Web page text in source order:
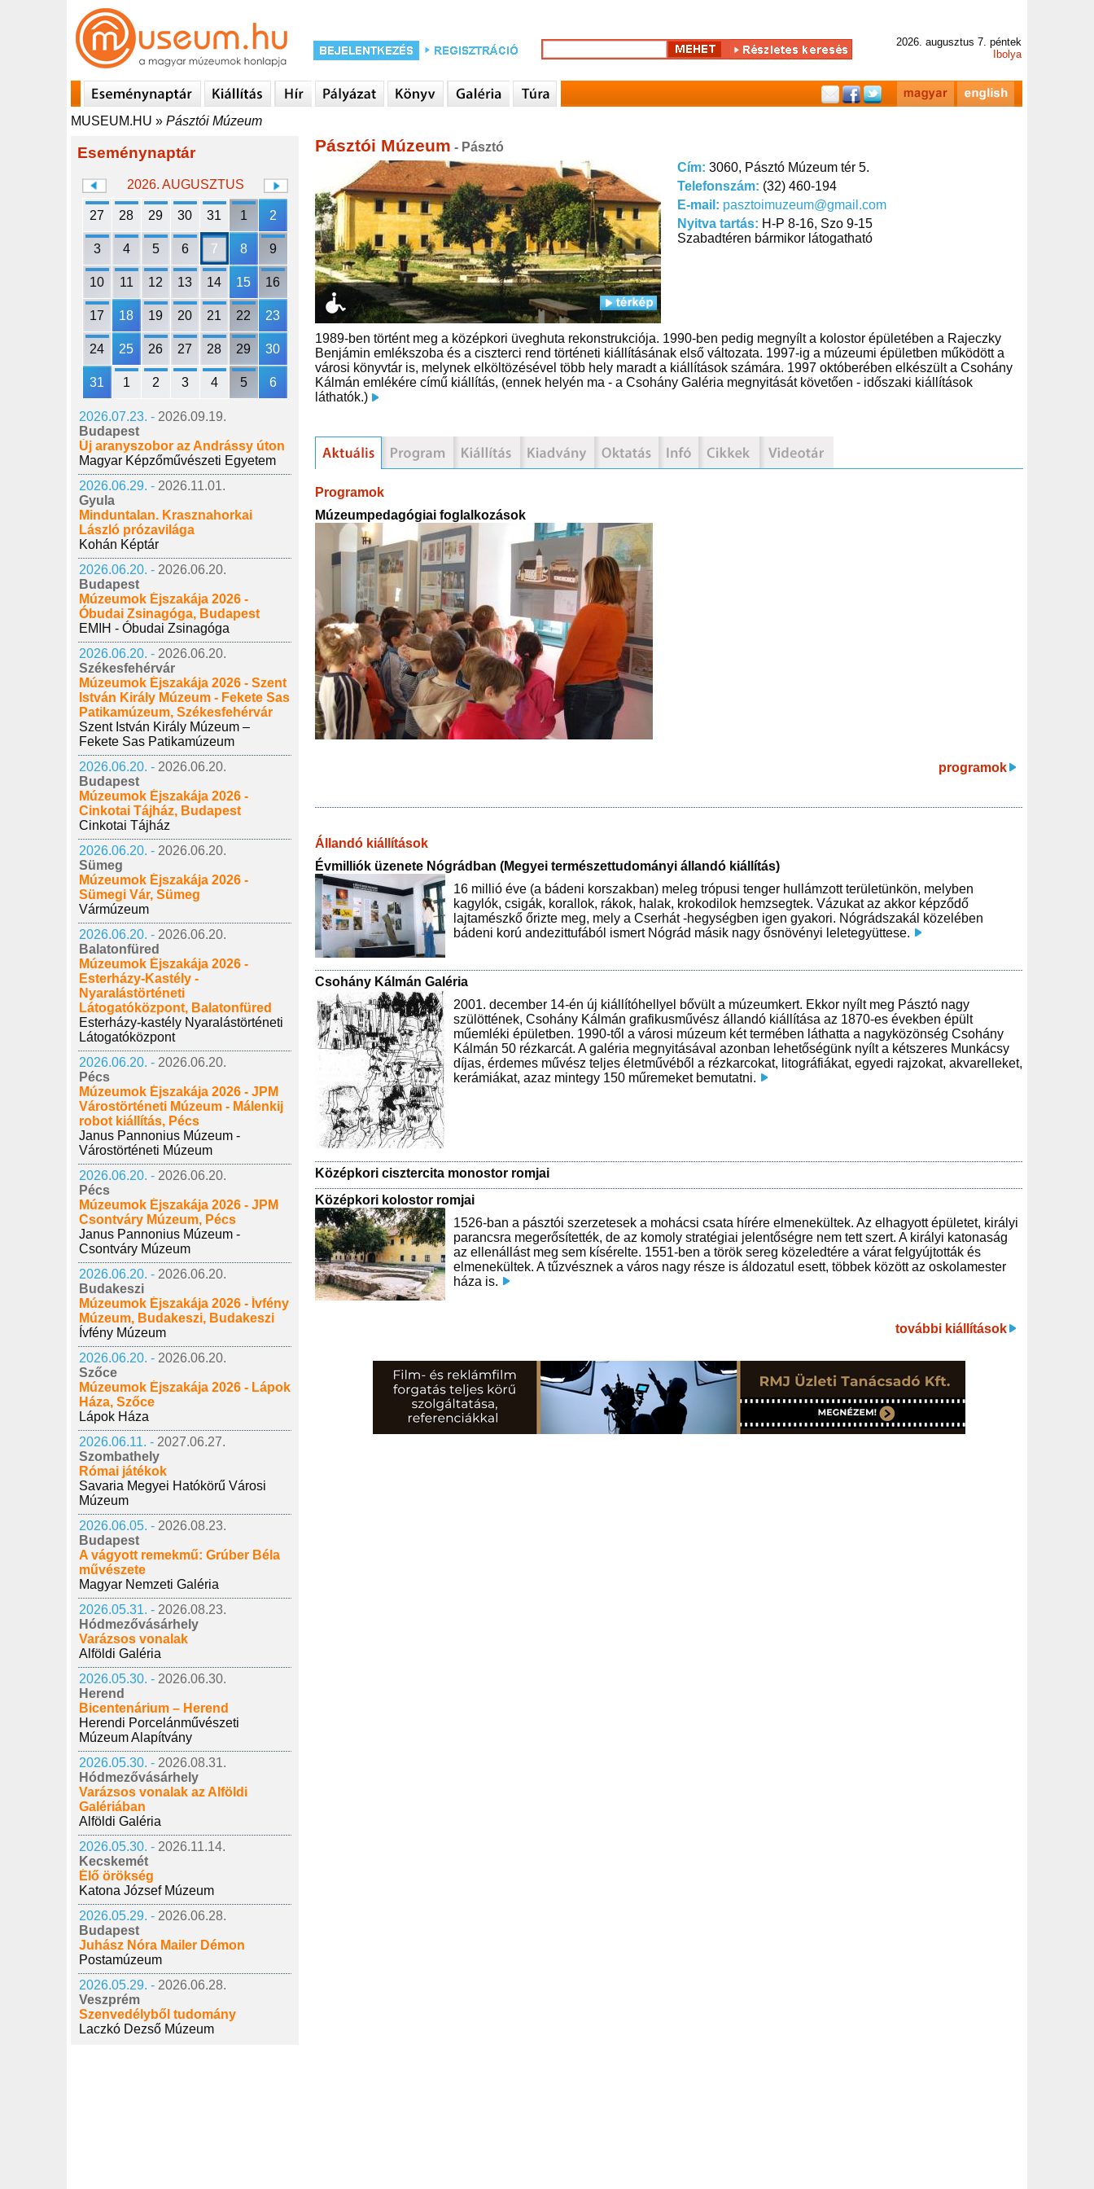
2026. augusztus 7. péntek
Ibolya
MUSEUM.HU » Pásztói Múzeum
Eseménynaptár
2026. AUGUSZTUS
27 28 29 30 31 1 2
3 4 5 6 7 8 9
10 11 12 13 14 15 16
17 18 19 20 21 22 23
24 25 26 27 28 29 30
31 1 2 3 4 5 6
2026.07.23. - 2026.09.19.
Budapest
Új aranyszobor az Andrássy úton
Magyar Képzőművészeti Egyetem
2026.06.29. - 2026.11.01.
Gyula
Minduntalan. Krasznahorkai
László prózavilága
Kohán Képtár
2026.06.20. - 2026.06.20.
Budapest
Múzeumok Éjszakája 2026 -
Óbudai Zsinagóga, Budapest
EMIH - Óbudai Zsinagóga
2026.06.20. - 2026.06.20.
Székesfehérvár
Múzeumok Éjszakája 2026 - Szent
István Király Múzeum - Fekete Sas
Patikamúzeum, Székesfehérvár
Szent István Király Múzeum –
Fekete Sas Patikamúzeum
2026.06.20. - 2026.06.20.
Budapest
Múzeumok Éjszakája 2026 -
Cinkotai Tájház, Budapest
Cinkotai Tájház
2026.06.20. - 2026.06.20.
Sümeg
Múzeumok Éjszakája 2026 -
Sümegi Vár, Sümeg
Vármúzeum
2026.06.20. - 2026.06.20.
Balatonfüred
Múzeumok Éjszakája 2026 -
Esterházy-Kastély -
Nyaralástörténeti
Látogatóközpont, Balatonfüred
Esterházy-kastély Nyaralástörténeti
Látogatóközpont
2026.06.20. - 2026.06.20.
Pécs
Múzeumok Éjszakája 2026 - JPM
Várostörténeti Múzeum - Málenkij
robot kiállítás, Pécs
Janus Pannonius Múzeum -
Várostörténeti Múzeum
2026.06.20. - 2026.06.20.
Pécs
Múzeumok Éjszakája 2026 - JPM
Csontváry Múzeum, Pécs
Janus Pannonius Múzeum -
Csontváry Múzeum
2026.06.20. - 2026.06.20.
Budakeszi
Múzeumok Éjszakája 2026 - Ívfény
Múzeum, Budakeszi, Budakeszi
Ívfény Múzeum
2026.06.20. - 2026.06.20.
Szőce
Múzeumok Éjszakája 2026 - Lápok
Háza, Szőce
Lápok Háza
2026.06.11. - 2027.06.27.
Szombathely
Római játékok
Savaria Megyei Hatókörű Városi
Múzeum
2026.06.05. - 2026.08.23.
Budapest
A vágyott remekmű: Grúber Béla
művészete
Magyar Nemzeti Galéria
2026.05.31. - 2026.08.23.
Hódmezővásárhely
Varázsos vonalak
Alföldi Galéria
2026.05.30. - 2026.06.30.
Herend
Bicentenárium – Herend
Herendi Porcelánművészeti
Múzeum Alapítvány
2026.05.30. - 2026.08.31.
Hódmezővásárhely
Varázsos vonalak az Alföldi
Galériában
Alföldi Galéria
2026.05.30. - 2026.11.14.
Kecskemét
Élő örökség
Katona József Múzeum
2026.05.29. - 2026.06.28.
Budapest
Juhász Nóra Mailer Démon
Postamúzeum
2026.05.29. - 2026.06.28.
Veszprém
Szenvedélyből tudomány
Laczkó Dezső Múzeum
Pásztói Múzeum - Pásztó
Cím: 3060, Pásztó Múzeum tér 5.
Telefonszám: (32) 460-194
E-mail: pasztoimuzeum@gmail.com
Nyitva tartás: H-P 8-16, Szo 9-15
Szabadtéren bármikor látogatható
1989-ben történt meg a középkori üveghuta rekonstrukciója. 1990-ben pedig megnyílt a kolostor épületében a Rajeczky
Benjámin emlékszoba és a ciszterci rend történeti kiállításának első változata. 1997-ig a múzeumi épületben működött a
városi könyvtár is, melynek elköltözésével több hely maradt a kiállítások számára. 1997 októberében elkészült a Csohány
Kálmán emlékére című kiállítás, (ennek helyén ma - a Csohány Galéria megnyitását követően - időszaki kiállítások
láthatók.)
Programok
Múzeumpedagógiai foglalkozások
programok
Állandó kiállítások
Évmilliók üzenete Nógrádban (Megyei természettudományi állandó kiállítás)
16 millió éve (a bádeni korszakban) meleg trópusi tenger hullámzott területünkön, melyben
kagylók, csigák, korallok, rákok, halak, krokodilok hemzsegtek. Vázukat az akkor képződő
lajtamészkő őrizte meg, mely a Cserhát -hegységben igen gyakori. Nógrádszakál közelében
bádeni korú andezittufából ismert Nógrád másik nagy ősnövényi leletegyüttese.
Csohány Kálmán Galéria
2001. december 14-én új kiállítóhellyel bővült a múzeumkert. Ekkor nyílt meg Pásztó nagy
szülöttének, Csohány Kálmán grafikusművész állandó kiállítása az 1870-es években épült
műemléki épületben. 1990-től a városi múzeum két termében láthatta a nagyközönség Csohány
Kálmán 50 rézkarcát. A galéria megnyitásával azonban lehetőségünk nyílt a kétszeres Munkácsy
díjas, érdemes művész teljes életművéből a rézkarcokat, litográfiákat, egyedi rajzokat, akvarelleket,
kerámiákat, azaz mintegy 150 műremeket bemutatni.
Középkori cisztercita monostor romjai
Középkori kolostor romjai
1526-ban a pásztói szerzetesek a mohácsi csata hírére elmenekültek. Az elhagyott épületet, királyi
parancsra megerősítették, de az komoly stratégiai jelentőségre nem tett szert. A királyi katonaság
az ellenállást meg sem kísérelte. 1551-ben a török sereg közeledtére a várat felgyújtották és
elmenekültek. A tűzvésznek a város nagy része is áldozatul esett, többek között az oskolamester
háza is.
további kiállítások